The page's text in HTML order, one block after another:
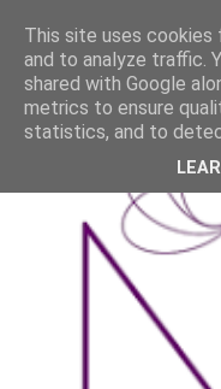
This site uses
and to analyze traffic.
shared with Google
metrics to ensure
statistics, and to